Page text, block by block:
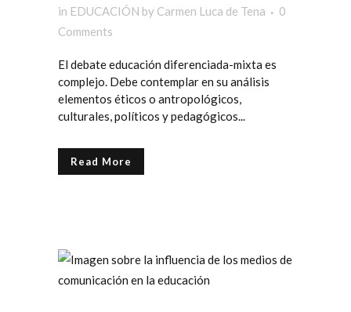
in EDUCACIÓN by Carmen Luca de Tena
0
Comments
El debate educación diferenciada-mixta es
complejo. Debe contemplar en su análisis
elementos éticos o antropológicos,
culturales, políticos y pedagógicos...
Read More